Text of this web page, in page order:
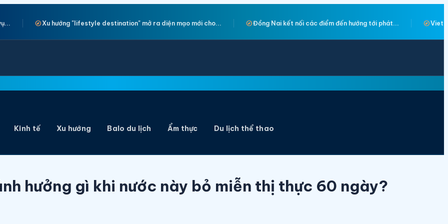
ra diện mạo mới cho... exploreĐồng Nai kết nối các điểm đến hướng tới phát... exploreVietnam Travel Day mang lại điều gì cho địa
Kinh tế Xu hướng Balo du lịch Ẩm thực Du lịch thể thao
hưởng gì khi nước này bỏ miễn thị thực 60 ngày?